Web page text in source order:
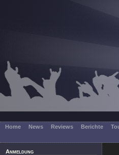
Home News Reviews Berichte
Anmeldung